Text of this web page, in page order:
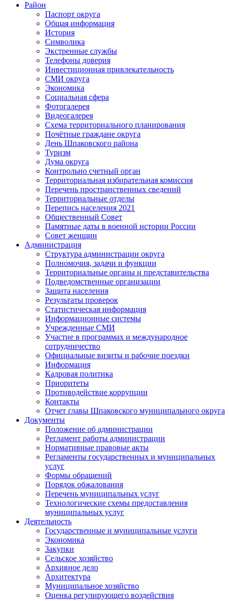
Район
Паспорт округа
Общая информация
История
Символика
Экстренные службы
Телефоны доверия
Инвестиционная привлекательность
СМИ округа
Экономика
Социальная сфера
Фотогалерея
Видеогалерея
Схема территориального планирования
Почётные граждане округа
День Шпаковского района
Туризм
Дума округа
Контрольно счетный орган
Территориальная избирательная комиссия
Перечень пространственных сведений
Территориальные отделы
Перепись населения 2021
Общественный Совет
Памятные даты в военной истории России
Совет женщин
Администрация
Структура администрации округа
Полномочия, задачи и функции
Территориальные органы и представительства
Подведомственные организации
Защита населения
Результаты проверок
Статистическая информация
Информационные системы
Учрежденные СМИ
Участие в программах и международное
сотрудничество
Официальные визиты и рабочие поездки
Информация
Кадровая политика
Приоритеты
Противодействие коррупции
Контакты
Отчет главы Шпаковского муниципального округа
Документы
Положение об администрации
Регламент работы администрации
Нормативные правовые акты
Регламенты государственных и муниципальных
услуг
Формы обращений
Порядок обжалования
Перечень муниципальных услуг
Технологические схемы предоставления
муниципальных услуг
Деятельность
Государственные и муниципальные услуги
Экономика
Закупки
Сельское хозяйство
Архивное дело
Архитектура
Муниципальное хозяйство
Оценка регулирующего воздействия